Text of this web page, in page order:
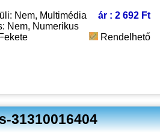
Nem, Multimédia
Nem, Numerikus
ár : 2 692 Ft
Rendelhető
31310016404